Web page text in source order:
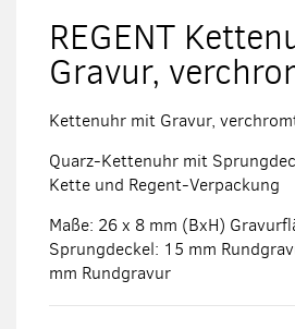
REGENT
Gravur,
Kettenuhr mit Gravur,
Quarz-Kettenuhr mit
Kette und Regent-Verpackung
Maße: 26 x 8 mm (BxH)
Sprungdeckel: 15 mm
mm Rundgravur
Bildergalerie
springen